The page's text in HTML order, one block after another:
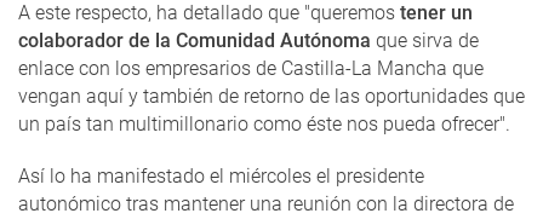
A este respecto, ha detallado que "queremos tener un
colaborador de la Comunidad Autónoma que sirva de
enlace con los empresarios de Castilla-La Mancha que
vengan aquí y también de retorno de las oportunidades que
un país tan multimillonario como éste nos pueda ofrecer".
Así lo ha manifestado el miércoles el presidente
autonómico tras mantener una reunión con la directora de